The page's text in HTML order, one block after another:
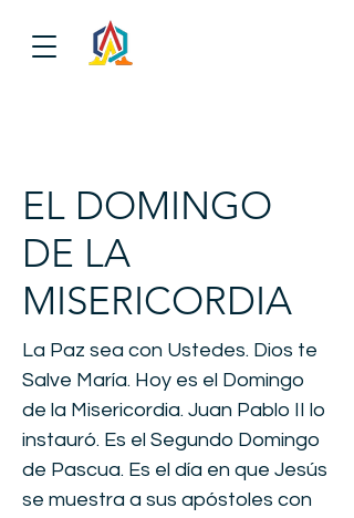
EL DOMINGO
DE LA
MISERICORDIA
La Paz sea con Ustedes. Dios te
Salve María. Hoy es el Domingo
de la Misericordia. Juan Pablo II lo
instauró. Es el Segundo Domingo
de Pascua. Es el día en que Jesús
se muestra a sus apóstoles con